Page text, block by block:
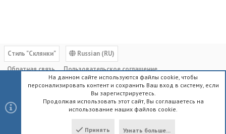
Cтиль "Склянки"
Russian (RU)
Обратная связь
Пользовательское соглашение
Политика конфиденциальности
Помощь Главная
R
S
Community platform by XenForo® © 2010-2023 XenForo Ltd.
XenForo.Info
На данном сайте используются файлы cookie, чтобы
персонализировать контент и сохранить Ваш вход в систему, если
Вы зарегистрируетесь.
Продолжая использовать этот сайт, Вы соглашаетесь на
использование наших файлов cookie.
Принять Узнать больше...